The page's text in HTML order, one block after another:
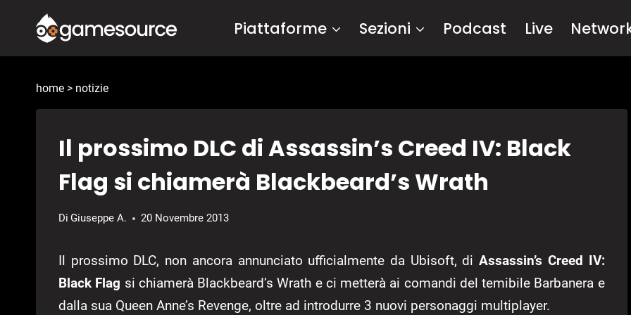
contenuto
Piattaforme Sezioni Podcast Live
home > notizie
Il prossimo DLC di Assassin’s Creed IV: Black
Flag si chiamerà Blackbeard’s Wrath
Di Giuseppe A. 20 Novembre 2013
Il prossimo DLC, non ancora annunciato ufficialmente da Ubisoft, diAssassin’s Creed IV:
Black Flag si chiamerà Blackbeard’s Wrath e ci metterà ai comandi del temibile Barbanera e
dalla sua Queen Anne’s Revenge, oltre ad introdurre 3 nuovi personaggi multiplayer.